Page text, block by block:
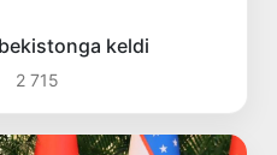
keldi
2 715